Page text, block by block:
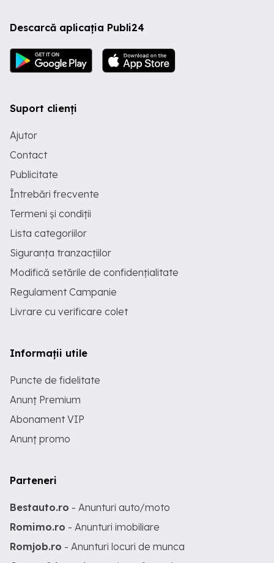
Descarcă aplicația Publi24
Suport clienți
Ajutor
Contact
Publicitate
Întrebări frecvente
Termeni și condiții
Lista categoriilor
Siguranța tranzacțiilor
Modifică setările de confidențialitate
Regulament Campanie
Livrare cu verificare colet
Informații utile
Puncte de fidelitate
Anunț Premium
Abonament VIP
Anunț promo
Parteneri
Bestauto.ro - Anunturi auto/moto
Romimo.ro - Anunturi imobiliare
Romjob.ro - Anunturi locuri de munca